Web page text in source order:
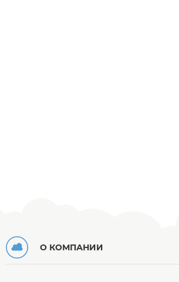
О КОМПАНИИ